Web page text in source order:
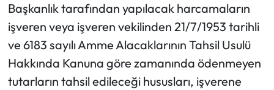
Başkanlık tarafından yapılacak harcamaların
işveren veya işveren vekilinden 21/7/1953 tarihli
ve 6183 sayılı Amme Alacaklarının Tahsil Usulü
Hakkında Kanuna göre zamanında ödenmeyen
tutarların tahsil edileceği hususları, işverene